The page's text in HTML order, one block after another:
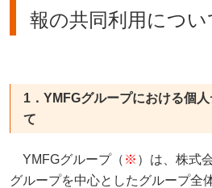
報の共同利用につい
1．YMFGグループにおける個
て
YMFGグループ（ ※ ）は、株式
グループを中心としたグループ全